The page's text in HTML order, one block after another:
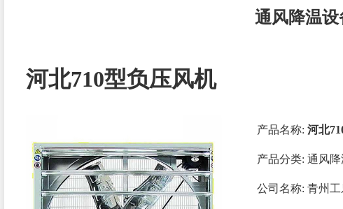
通风降温设
河北710型负压风机
产品名称: 河北
产品分类: 通风
公司名称: 青州